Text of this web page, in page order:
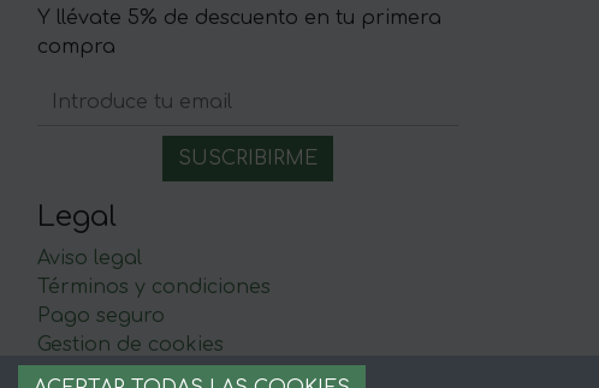
Y llévate 5% de descuento en tu primera
compra
Legal
Aviso legal
Términos y condiciones
Pago seguro
Gestion de cookies